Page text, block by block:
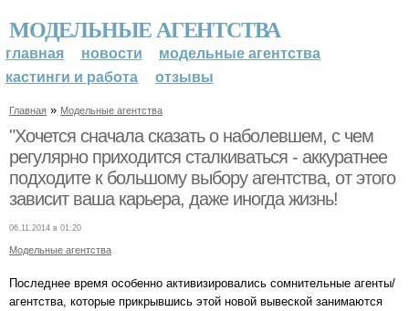
МОДЕЛЬНЫЕ АГЕНТСТВА
главная новости
модельные агентства
кастинги и работа
отзывы
Главная » Модельные агентства
"Хочется сначала сказать о наболевшем, с чем
регулярно приходится сталкиваться - аккуратнее
подходите к большому выбору агентства, от этого
зависит ваша карьера, даже иногда жизнь!
06.11.2014 в 01:20
Модельные агентства
Последнее время особенно активизировались сомнительные агенты/
агентства, которые прикрывшись этой новой вывеской занимаются